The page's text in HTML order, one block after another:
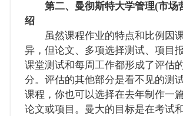
第二、曼彻斯特大学管理(市场
绍
虽然课程作业的特点和比例因
异，但论文、多项选择测试、项目
课堂测试和每周工作都形成了评估
分。评估的其他部分是看不见的测
课程，你也可以选择在去年制作一
论文或项目。曼大的目标是在考试